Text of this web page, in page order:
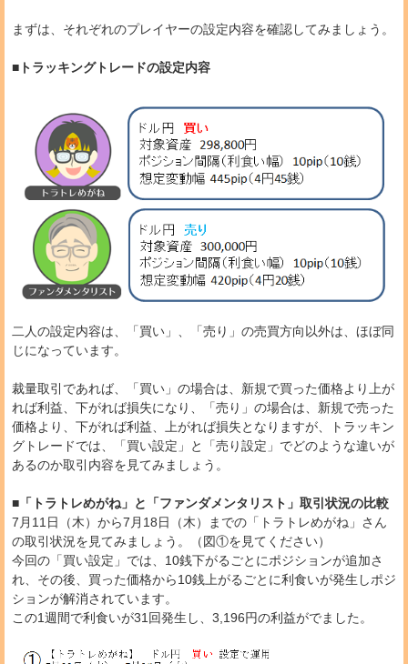
まずは、それぞれのプレイヤーの設定内容を確認してみましょう。
■トラッキングトレードの設定内容
二人の設定内容は、「買い」、「売り」の売買方向以外は、ほぼ同
じになっています。
裁量取引であれば、「買い」の場合は、新規で買った価格より上が
れば利益、下がれば損失になり、「売り」の場合は、新規で売った
価格より、下がれば利益、上がれば損失となりますが、トラッキン
グトレードでは、「買い設定」と「売り設定」でどのような違いが
あるのか取引内容を見てみましょう。
■「トラトレめがね」と「ファンダメンタリスト」取引状況の比較
7月11日（木）から7月18日（木）までの「トラトレめがね」さん
の取引状況を見てみましょう。（図①を見てください）
今回の「買い設定」では、10銭下がるごとにポジションが追加さ
れ、その後、買った価格から10銭上がるごとに利食いが発生しポジ
ションが解消されています。
この1週間で利食いが31回発生し、3,196円の利益がでました。